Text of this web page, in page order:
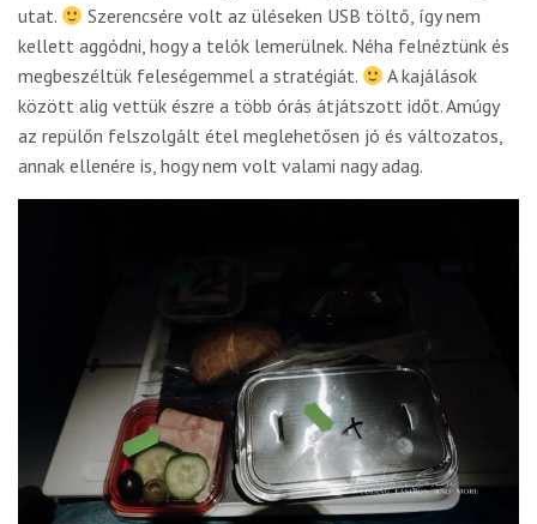
utat.
Szerencsére volt az üléseken USB töltő, így nem
kellett aggódni, hogy a telók lemerülnek. Néha felnéztünk és
megbeszéltük feleségemmel a stratégiát.
A kajálások
között alig vettük észre a több órás átjátszott időt. Amúgy
az repülőn felszolgált étel meglehetősen jó és változatos,
annak ellenére is, hogy nem volt valami nagy adag.